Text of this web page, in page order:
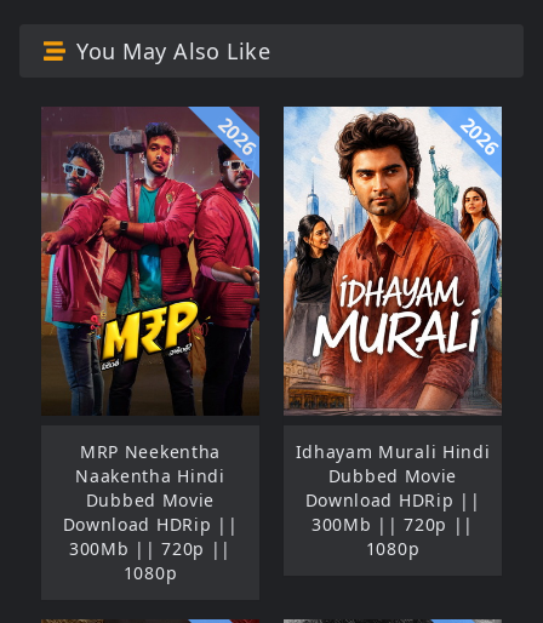
You May Also Like
2026
MRP Neekentha
Naakentha Hindi
Dubbed Movie
Download HDRip ||
300Mb || 720p ||
1080p
2026
Idhayam Murali Hindi
Dubbed Movie
Download HDRip ||
300Mb || 720p ||
1080p